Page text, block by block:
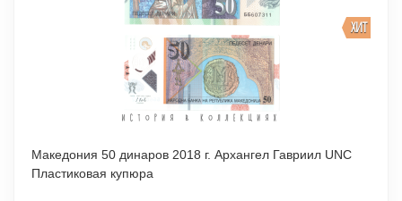
ХИТ
Македония 50 динаров 2018 г. Архангел Гавриил UNC
Пластиковая купюра